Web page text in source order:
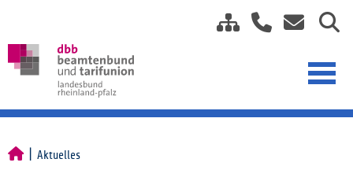
Aktuelles